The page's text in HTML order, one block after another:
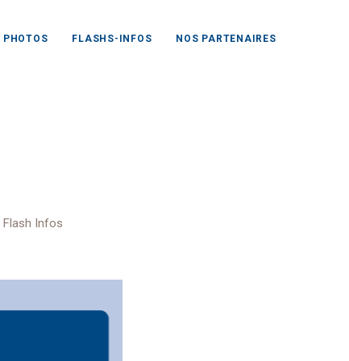
PHOTOS FLASHS-INFOS NOS PARTENAIRES
Flash Infos